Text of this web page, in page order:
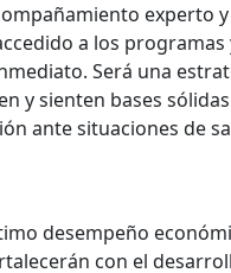
experto
a los
Será una
y sienten bases
ante situaciones de
desempeño
con el